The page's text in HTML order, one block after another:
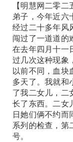
【明慧网二零
弟子，今年近六
经过二十多年风
闯过了一道道的
在去年四月十一
过几次这种现象
以前不同，血块
多天了。我就和
了我二女儿，二
长了东西。二女
日她们俩不约而
系列的检查，第
号。